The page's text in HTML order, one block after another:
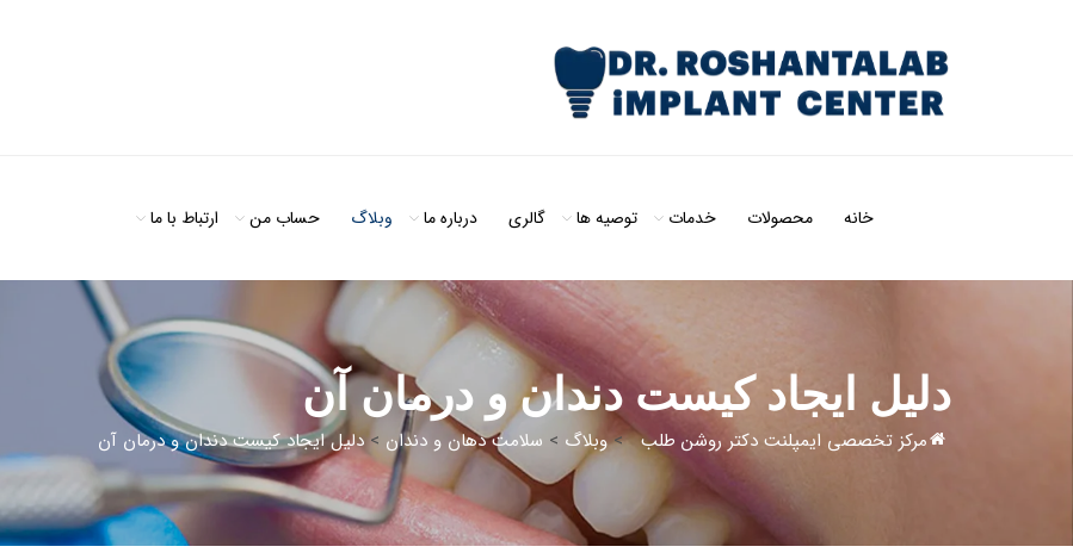
خانه محصولات خدمات توصیه ها گالری درباره ما وبلاگ حساب من ارتباط با ما
دلیل ایجاد کیست دندان و درمان آن
مرکز تخصصی ایمپلنت دکتر روشن طلب >وبلاگ > سلامت دهان و دندان >دلیل ایجاد کیست دندان و درمان آن